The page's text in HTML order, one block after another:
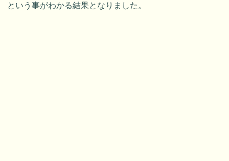
という事がわかる結果となりました。